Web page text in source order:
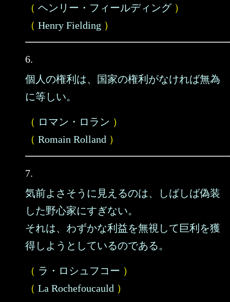
（ ヘンリー・フィールディング）
（ Henry Fielding ）
6.
個人の権利は、国家の権利がなければ無為
に等しい。
（ ロマン・ロラン ）
（ Romain Rolland ）
7.
気前よさそうに見えるのは、しばしば偽装
した野心家にすぎない。
それは、わずかな利益を無視して巨利を獲
得しようとしているのである。
（ ラ・ロシュフコー ）
（ La Rochefoucauld ）